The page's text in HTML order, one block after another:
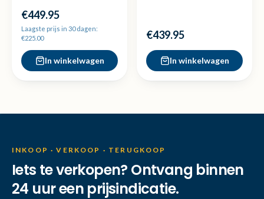
*zeldzaam!*
€449.95
Laagste prijs in 30 dagen:
€225.00
In winkelwagen
€439.95
In winkelwagen
INKOOP · VERKOOP · TERUGKOOP
Iets te verkopen? Ontvang binnen
24 uur een prijsindicatie.